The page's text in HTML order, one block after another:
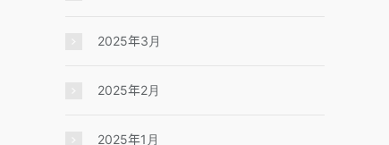
2025年3月
2025年2月
2025年1月